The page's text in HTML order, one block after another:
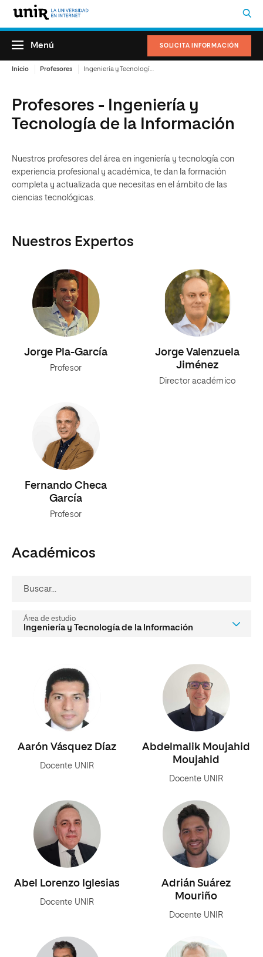
SOLICITA INFORMACIÓN
Menú
Inicio Profesores
Profesores - Ingeniería y
Tecnología de la Información
Nuestros profesores del área en ingeniería y tecnología con
experiencia profesional y académica, te dan la formación
completa y actualizada que necesitas en el ámbito de las
ciencias tecnológicas.
Nuestros Expertos
Jorge Pla-García
Profesor
Jorge Valenzuela
Jiménez
Director académico
Fernando Checa
García
Profesor
Académicos
buscar...
área de estudio
Aarón Vásquez Díaz
Docente UNIR
Abdelmalik Moujahid
Moujahid
Docente UNIR
Abel Lorenzo Iglesias
Docente UNIR
Adrián Suárez
Mouriño
Docente UNIR